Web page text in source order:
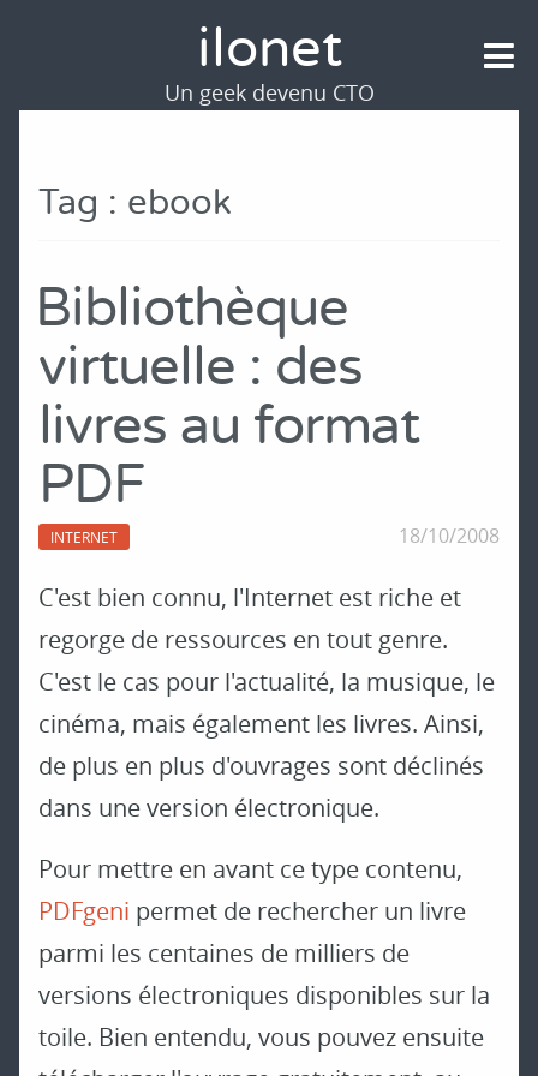
Tag : ebook
Bibliothèque
virtuelle : des
livres au format
PDF
INTERNET 18/10/2008
C'est bien connu, l'Internet est riche et
regorge de ressources en tout genre.
C'est le cas pour l'actualité, la musique, le
cinéma, mais également les livres. Ainsi,
de plus en plus d'ouvrages sont déclinés
dans une version électronique.
Pour mettre en avant ce type contenu,
PDFgeni permet de rechercher un livre
parmi les centaines de milliers de
versions électroniques disponibles sur la
toile. Bien entendu, vous pouvez ensuite
ilonet
Un geek devenu CTO